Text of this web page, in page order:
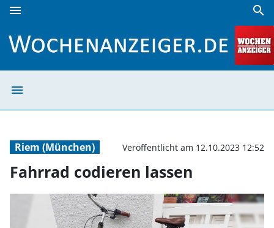
menu search
menu
Riem (München) Veröffentlicht am 12.10.2023 12:52
Fahrrad codieren lassen